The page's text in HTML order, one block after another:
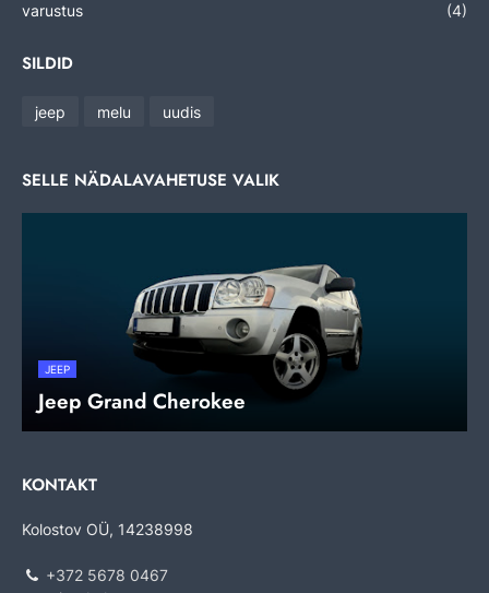
varustus (4)
SILDID
jeep melu uudis
SELLE NÄDALAVAHETUSE VALIK
JEEP
Jeep Grand Cherokee
KONTAKT
Kolostov OÜ, 14238998
+372 5678 0467